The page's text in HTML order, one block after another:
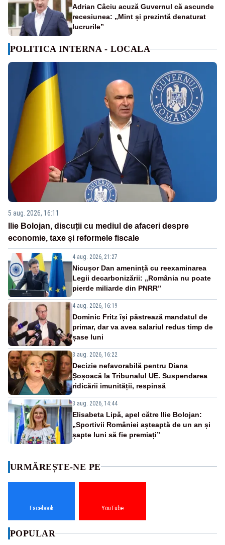
Adrian Câciu acuză Guvernul că ascunde
recesiunea: „Mint și prezintă denaturat
lucrurile”
POLITICA INTERNA - LOCALA
5 aug. 2026, 16:11
Ilie Bolojan, discuții cu mediul de afaceri despre
economie, taxe și reformele fiscale
4 aug. 2026, 21:27
Nicușor Dan amenință cu reexaminarea
Legii decarbonizării: „România nu poate
pierde miliarde din PNRR”
4 aug. 2026, 16:19
Dominic Fritz își păstrează mandatul de
primar, dar va avea salariul redus timp de
șase luni
3 aug. 2026, 16:22
Decizie nefavorabilă pentru Diana
Șoșoacă la Tribunalul UE. Suspendarea
ridicării imunității, respinsă
3 aug. 2026, 14:44
Elisabeta Lipă, apel către Ilie Bolojan:
„Sportivii României așteaptă de un an și
șapte luni să fie premiați”
URMĂREȘTE-NE PE
Facebook YouTube
POPULAR